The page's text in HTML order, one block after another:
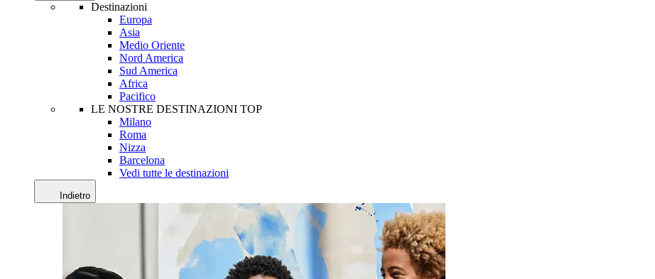
Destinazioni
Europa
Asia
Medio Oriente
Nord America
Sud America
Africa
Pacifico
LE NOSTRE DESTINAZIONI TOP
Milano
Roma
Nizza
Barcelona
Vedi tutte le destinazioni
Indietro